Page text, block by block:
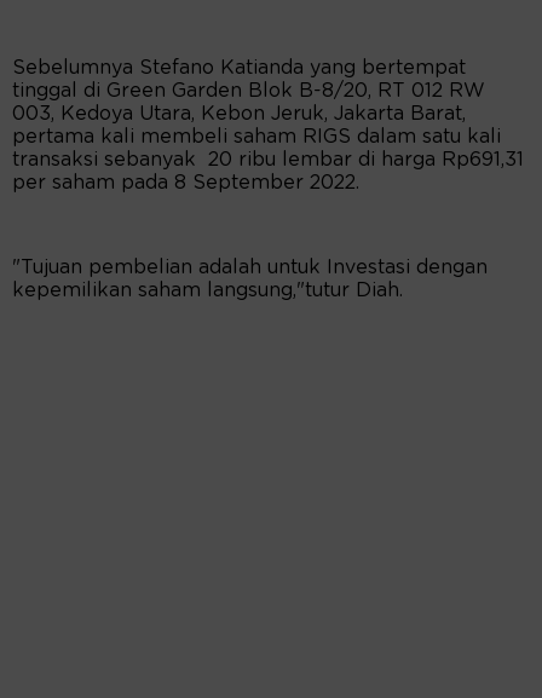
Sebelumnya Stefano Katianda yang bertempat
tinggal di Green Garden Blok B-8/20, RT 012 RW
003, Kedoya Utara, Kebon Jeruk, Jakarta Barat,
pertama kali membeli saham RIGS dalam satu kali
transaksi sebanyak 20 ribu lembar di harga Rp691,31
per saham pada 8 September 2022.
"Tujuan pembelian adalah untuk Investasi dengan
kepemilikan saham langsung,"tutur Diah.